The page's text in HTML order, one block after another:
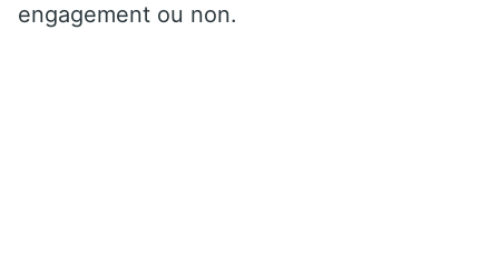
engagement ou non.